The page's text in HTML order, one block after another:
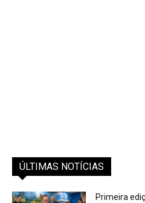
ÚLTIMAS NOTÍCIAS
Primeira